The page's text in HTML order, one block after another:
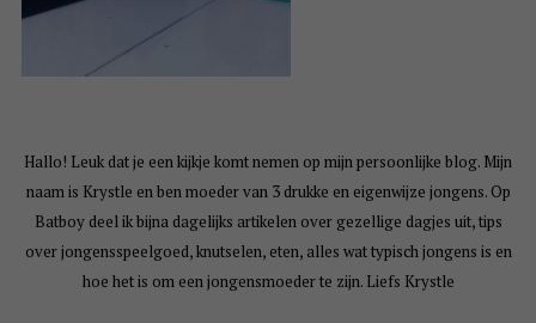
Hallo! Leuk dat je een kijkje komt nemen op mijn persoonlijke blog. Mijn
naam is Krystle en ben moeder van 3 drukke en eigenwijze jongens. Op
Batboy deel ik bijna dagelijks artikelen over gezellige dagjes uit, tips
over jongensspeelgoed, knutselen, eten, alles wat typisch jongens is en
hoe het is om een jongensmoeder te zijn. Liefs Krystle